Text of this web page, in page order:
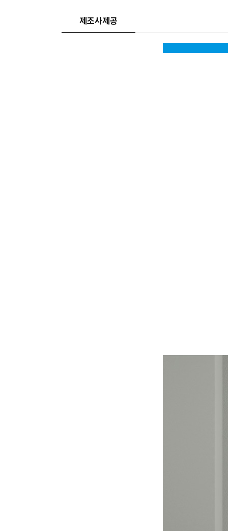
제조사제공